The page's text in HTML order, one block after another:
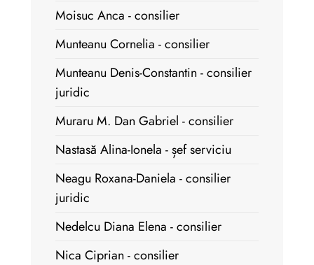
Moisuc Anca - consilier
Munteanu Cornelia - consilier
Munteanu Denis-Constantin - consilier
juridic
Muraru M. Dan Gabriel - consilier
Nastasă Alina-Ionela - șef serviciu
Neagu Roxana-Daniela - consilier
juridic
Nedelcu Diana Elena - consilier
Nica Ciprian - consilier